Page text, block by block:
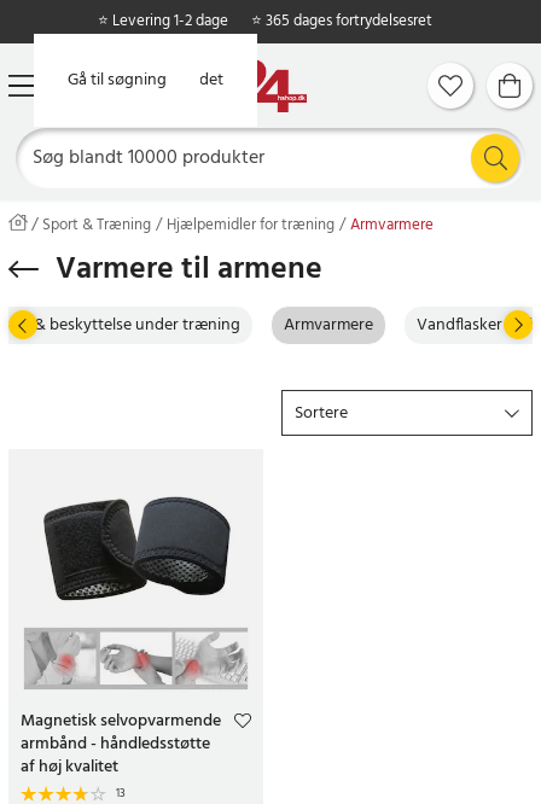
Gå til hovedindholdet
Gå til søgning
⭐ Levering 1-2 dage ⭐ 365 dages fortrydelsesret
Sport & Træning Hjælpemidler for træning Armvarmere
Varmere til armene
& beskyttelse under træning Armvarmere Vandflasker &
Sortere
Magnetisk selvopvarmende
armbånd - håndledsstøtte
af høj kvalitet
13